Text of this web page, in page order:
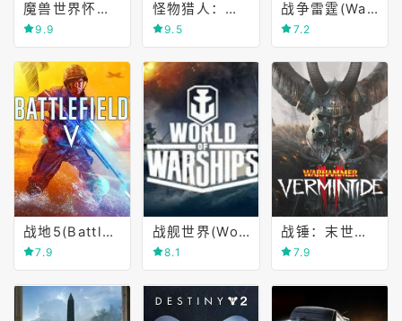
魔兽世界怀旧服(World of Warcraft Classic)
9.9
怪物猎人：世界(MONSTER HUNTER WORLD)
9.5
战争雷霆(War Thunder)
7.2
战地5(Battlefield Ⅴ)
7.9
战舰世界(World of Warships)
8.1
战锤：末世鼠疫2(Warhammer)
7.9